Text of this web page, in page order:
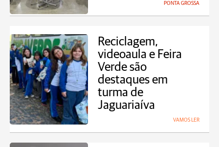
PONTA GROSSA
Reciclagem,
videoaula e Feira
Verde são
destaques em
turma de
Jaguariaíva
VAMOS LER